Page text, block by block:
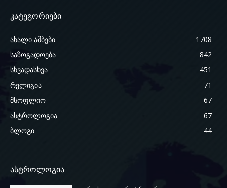
კატეგორიები
ახალი ამბები
1708
საზოგადოება
842
სხვადასხვა
451
რელიგია
71
მსოფლიო
67
ასტროლოგია
67
ბლოგი
44
ასტროლოგია